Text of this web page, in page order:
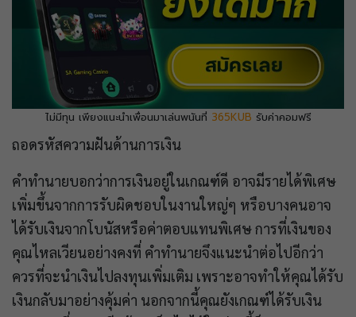
ไม่มีทุน เพียงแนะนำเพื่อนมาเล่นพนันที่ 365KUB รับค่าคอมฟรี
ถอดรหัสความฝันด้านการเงิน
คำทำนายบอกว่าการเงินอยู่ในเกณฑ์ดี อาจมีรายได้พิเศษ
เพิ่มขึ้นจากการรับผิดชอบในงานใหญ่ๆ หรือบางคนอาจ
ได้รับเงินจากโบนัสหรือค่าตอบแทนพิเศษ การที่เงินของ
คุณไหลเวียนอย่างคงที่ คำทำนายจึงแนะนำต่อไปอีกว่า
ควรที่จะนำเงินไปลงทุนเพิ่มเติม เพราะอาจทำให้คุณได้รับ
เงินกลับมาอย่างคุ้มค่า นอกจากนี้คุณยังเกณฑ์ได้รับเงิน